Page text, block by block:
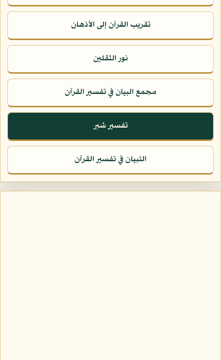
تقريب القرآن إلى الأذهان
نور الثقلين
مجمع البيان في تفسير القرآن
تفسير شبر
التبيان في تفسير القرآن